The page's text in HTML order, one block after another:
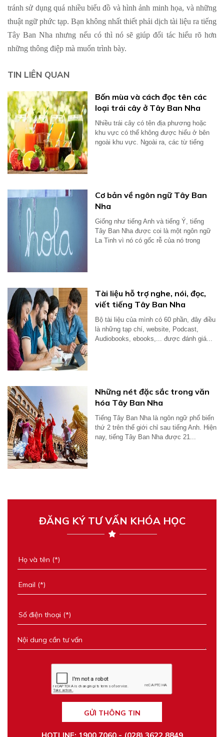
tránh sử dụng quá nhiều biểu đồ và hình ảnh minh họa, và những
thuật ngữ phức tạp. Bạn không nhất thiết phải dịch tài liệu ra tiếng
Tây Ban Nha nhưng nếu có thì nó sẽ giúp đối tác hiểu rõ hơn
những thông điệp mà muốn trình bày.
TIN LIÊN QUAN
Bốn mùa và cách đọc tên các
loại trái cây ở Tây Ban Nha
Nhiều trái cây có tên địa phương hoặc
khu vực có thể không được hiểu ở bên
ngoài khu vực. Ngoài ra, các từ tiếng
Cơ bản về ngôn ngữ Tây Ban
Nha
Giống như tiếng Anh và tiếng Ý, tiếng
Tây Ban Nha được coi là một ngôn ngữ
La Tinh vì nó có gốc rễ của nó trong
Tài liệu hỗ trợ nghe, nói, đọc,
viết tiếng Tây Ban Nha
Bộ tài liệu của mình có 60 phần, đây điều
là những tạp chí, website, Podcast,
Audiobooks, ebooks,... được đánh giá...
Những nét đặc sắc trong văn
hóa Tây Ban Nha
Tiếng Tây Ban Nha là ngôn ngữ phổ biến
thứ 2 trên thế giới chỉ sau tiếng Anh. Hiện
nay, tiếng Tây Ban Nha được 21...
ĐĂNG KÝ TƯ VẤN KHÓA HỌC
GỬI THÔNG TIN